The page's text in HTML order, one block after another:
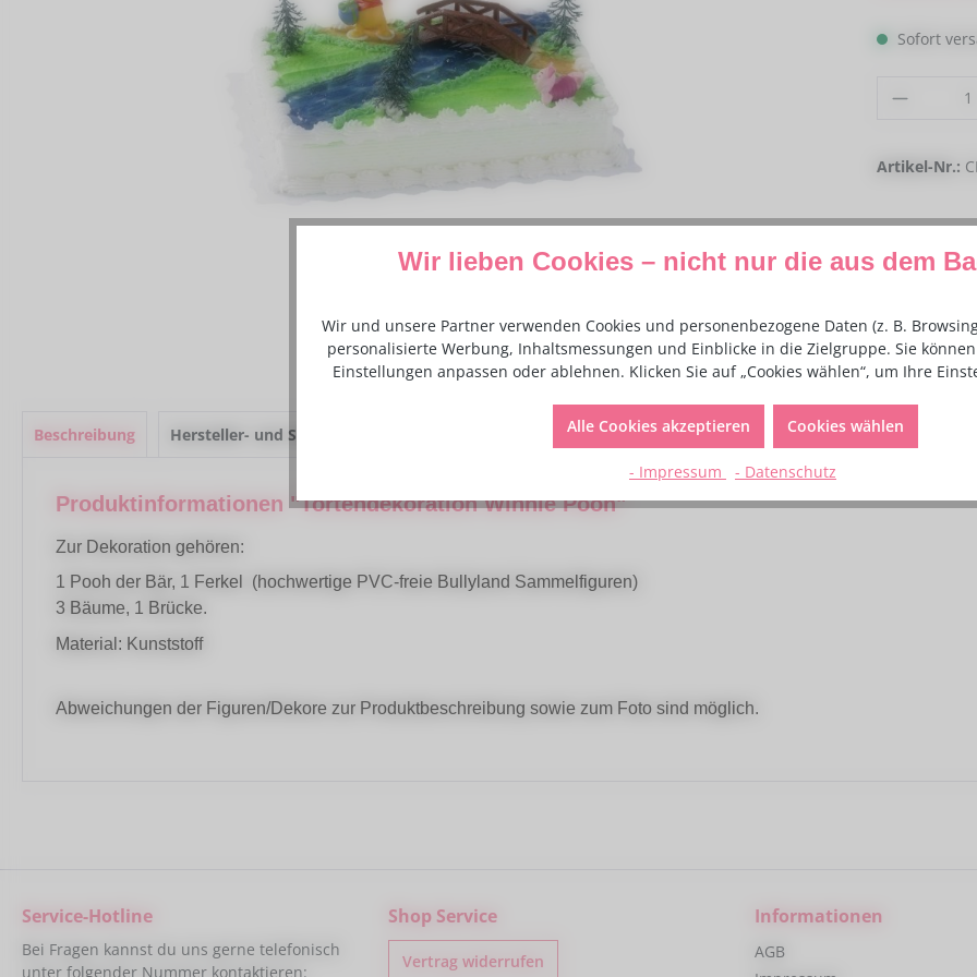
Sofort
Artikel-Nr.:
Beschreibung Hersteller- und Sicherheitsinformationen
Produktinformationen "Tortendekoration Winnie Pooh"
Zur Dekoration gehören:
1 Pooh der Bär, 1 Ferkel (hochwertige PVC-freie Bullyland Sammelfiguren)
3 Bäume, 1 Brücke.
Material: Kunststoff
Abweichungen der Figuren/Dekore zur Produktbeschreibung sowie zum Foto sind möglich.
Service-Hotline
Bei Fragen kannst du uns gerne telefonisch
unter folgender Nummer kontaktieren:
Shop Service
Vertrag widerrufen
Informationen
AGB
Wir lieben Cookies – nicht nur die aus dem
Wir und unsere Partner verwenden Cookies und personenbezogene Daten (z. B.
personalisierte Werbung, Inhaltsmessungen und Einblicke in die Zielgruppe. Sie
Einstellungen anpassen oder ablehnen. Klicken Sie auf „Cookies wählen“, um Ihre
Alle Cookies akzeptieren Cookies wählen
- Impressum - Datenschutz